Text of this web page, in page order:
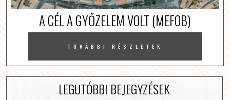
A CÉL A GYŐZELEM VOLT (MEFOB)
TOVÁBBI RÉSZLETEK
LEGUTÓBBI BEJEGYZÉSEK